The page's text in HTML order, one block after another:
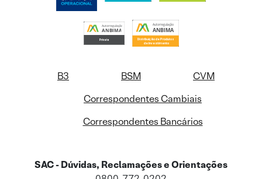
B3 BSM
CVM
Correspondentes Cambiais
Correspondentes Bancários
SAC - Dúvidas, Reclamações e Orientações